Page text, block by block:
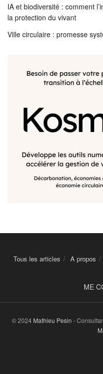
IA et biodiversité : comment
la protection du vivant
Ville circulaire : promesse
Tous les articles A propos
ME
© 2024 Mathieu Pesin -